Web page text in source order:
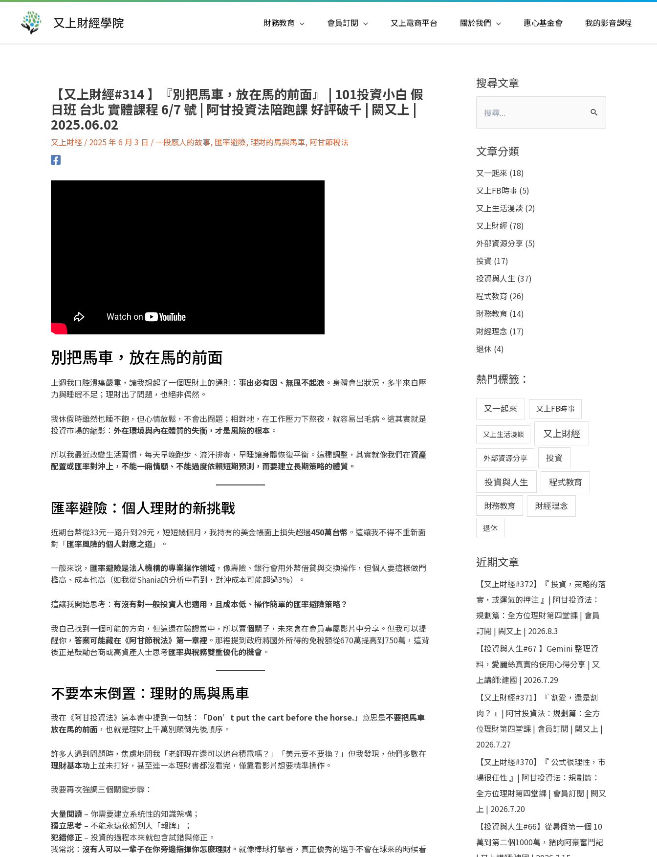
跳
要
又上財經學院 財務教育 會員訂閱 又上電商平台 關於我們 惠心基金會 我的影音課程
【又上財經#314 】『別把馬車，放在馬的前面』 | 101投資小白 假
日班 台北 實體課程 6/7 號 | 阿甘投資法陪跑課 好評破千 | 闕又上 |
2025.06.02
又上財經 / 2025 年 6 月 3 日 / 一段感人的故事, 匯率避險, 理財的馬與馬車, 阿甘節稅法
別把馬車，放在馬的前面
上週我口腔潰瘍嚴重，讓我想起了一個理財上的通則： 事出必有因、無風不起浪 。身體會出狀況，多半來自壓
力與睡眠不足；理財出了問題，也絕非偶然。
我休假時雖然也睡不飽，但心情放鬆，不會出問題；相對地，在工作壓力下熬夜，就容易出毛病。這其實就是
投資市場的縮影： 外在環境與內在體質的失衡，才是風險的根本 。
所以我最近改變生活習慣，每天早晚跑步、流汗排毒，早睡讓身體恢復平衡。這種調整，其實就像我們在資產
配置或匯率對沖上，不能一廂情願、不能過度依賴短期預測，而要建立長期策略的體質。
匯率避險：個人理財的新挑戰
近期台幣從33元一路升到29元，短短幾個月，我持有的美金帳面上損失超過450萬台幣 。這讓我不得不重新面
對「匯率風險的個人對應之道」。
一般來說， 匯率避險是法人機構的專業操作領域 ，像壽險、銀行會用外幣借貸與交換操作，但個人要這樣做門
檻高、成本也高（如我從Shania的分析中看到，對沖成本可能超過3%）。
這讓我開始思考： 有沒有對一般投資人也適用，且成本低、操作簡單的匯率避險策略？
我自己找到一個可能的方向，但這還在驗證當中，所以賣個關子，未來會在會員專屬影片中分享。但我可以提
醒你， 答案可能藏在《阿甘節稅法》第一章裡 。那裡提到政府將國外所得的免稅額從670萬提高到750萬，這背
後正是鼓勵台商或高資產人士思考匯率與稅務雙重優化的機會 。
不要本末倒置：理財的馬與馬車
我在《阿甘投資法》這本書中提到一句話：「Don’t put the cart before the horse. 」意思是不要把馬車
放在馬的前面 ，也就是理財上千萬別顛倒先後順序。
許多人遇到問題時，焦慮地問我「老師現在還可以追台積電嗎？」「美元要不要換？」但我發現，他們多數在
理財基本功 上並未打好，甚至連一本理財書都沒看完，僅靠看影片想要精準操作。
我要再次強調三個關鍵步驟：
大量閱讀 – 你需要建立系統性的知識架構；
獨立思考 – 不能永遠依賴別人「報牌」；
犯錯修正 – 投資的過程本來就包含試錯與修正。
我常說： 沒有人可以一輩子在你旁邊指揮你怎麼理財。 就像棒球打擊者，真正優秀的選手不會在球來的時候看
搜尋文章
尋
關
字
:
文章分類
又一起來 (18)
又上FB時事 (5)
又上生活漫談 (2)
又上財經 (78)
外部資源分享 (5)
投資 (17)
投資與人生 (37)
程式教育 (26)
財務教育 (14)
財經理念 (17)
退休 (4)
熱門標籤：
又一起來 又上FB時事
又上生活漫談 又上財經
外部資源分享 投資
投資與人生 程式教育
財務教育 財經理念
退休
近期文章
【又上財經#372】『 投資，策略的落
實，或運氣的押注 』| 阿甘投資法：
規劃篇：全方位理財第四堂課 | 會員
訂閱 | 闕又上 | 2026.8.3
【投資與人生#67 】Gemini 整理資
料，愛麗絲真實的使用心得分享 | 又
上講師:建國 | 2026.7.29
【又上財經#371】『 割愛，還是割
肉？ 』| 阿甘投資法：規劃篇：全方
位理財第四堂課 | 會員訂閱 | 闕又上 |
2026.7.27
【又上財經#370】『 公式很理性，市
場很任性 』| 阿甘投資法：規劃篇：
全方位理財第四堂課 | 會員訂閱 | 闕又
上 | 2026.7.20
【投資與人生#66】從暑假第一個 10
萬到第二個1000萬，豬肉阿豪奮鬥記